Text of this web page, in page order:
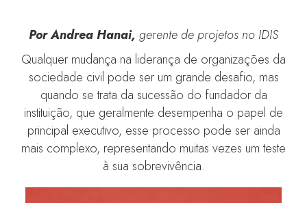
Por Andrea Hanai, gerente de projetos no IDIS
Qualquer mudança na liderança de organizações da
sociedade civil pode ser um grande desafio, mas
quando se trata da sucessão do fundador da
instituição, que geralmente desempenha o papel de
principal executivo, esse processo pode ser ainda
mais complexo, representando muitas vezes um teste
à sua sobrevivência.